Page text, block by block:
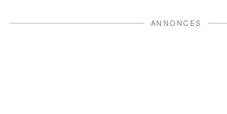
ANNONCES